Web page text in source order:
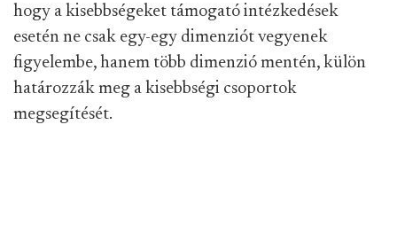
hogy a kisebbségeket támogató intézkedések
esetén ne csak egy-egy dimenziót vegyenek
figyelembe, hanem több dimenzió mentén, külön
határozzák meg a kisebbségi csoportok
megsegítését.